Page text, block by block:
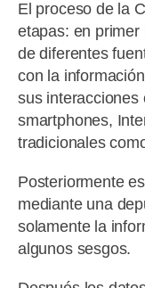
El proceso de la
etapas: en
de diferentes
con la
sus interacciones
smartphones,
tradicionales
Posteriormente
mediante una
solamente la
algunos sesgos.